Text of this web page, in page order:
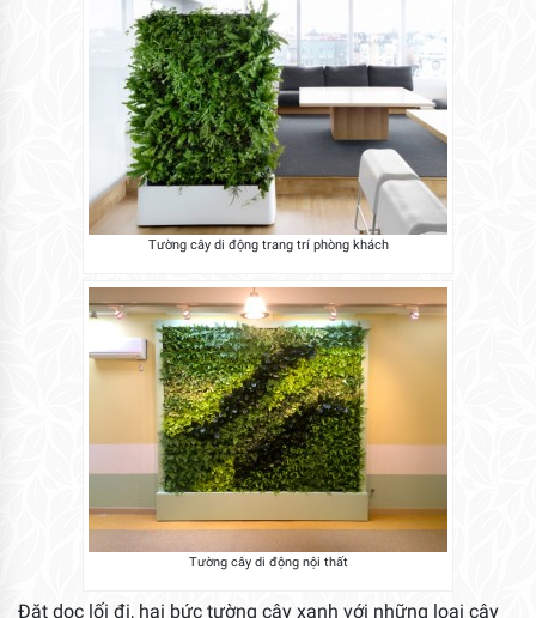
Tường cây di động trang trí phòng khách
Tường cây di động nội thất
Đặt dọc lối đi, hai bức tường cây xanh với những loại cây